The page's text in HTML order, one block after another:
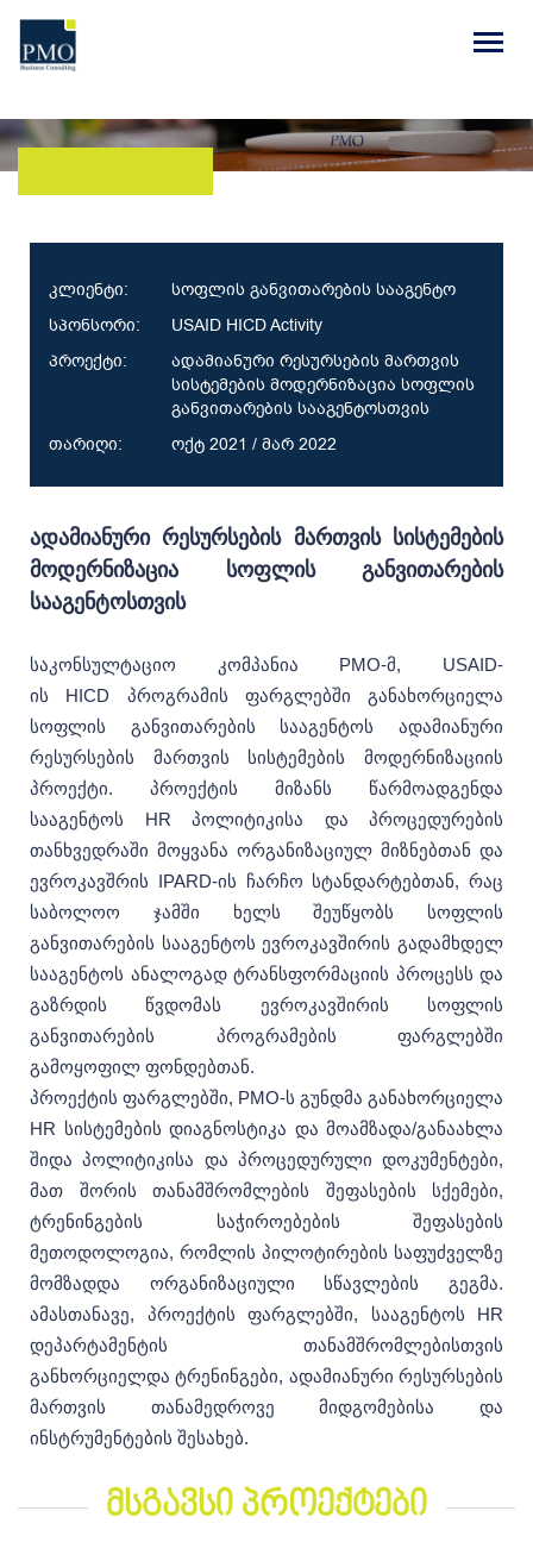
კლიენტი:
სოფლის განვითარების სააგენტო
სპონსორი:
USAID HICD Activity
პროექტი:
ადამიანური რესურსების მართვის
სისტემების მოდერნიზაცია სოფლის
განვითარების სააგენტოსთვის
თარიღი:
ოქტ 2021 / მარ 2022
ადამიანური რესურსების მართვის სისტემების
მოდერნიზაცია სოფლის განვითარების
სააგენტოსთვის
საკონსულტაციო კომპანია PMO-მ, USAID-
ის HICD პროგრამის ფარგლებში განახორციელა
სოფლის განვითარების სააგენტოს ადამიანური
რესურსების მართვის სისტემების მოდერნიზაციის
პროექტი. პროექტის მიზანს წარმოადგენდა
სააგენტოს HR პოლიტიკისა და პროცედურების
თანხვედრაში მოყვანა ორგანიზაციულ მიზნებთან და
ევროკავშრის IPARD-ის ჩარჩო სტანდარტებთან, რაც
საბოლოო ჯამში ხელს შეუწყობს სოფლის
განვითარების სააგენტოს ევროკავშირის გადამხდელ
სააგენტოს ანალოგად ტრანსფორმაციის პროცესს და
გაზრდის წვდომას ევროკავშირის სოფლის
განვითარების პროგრამების ფარგლებში
გამოყოფილ ფონდებთან.
პროექტის ფარგლებში, PMO-ს გუნდმა განახორციელა
HR სისტემების დიაგნოსტიკა და მოამზადა/განაახლა
შიდა პოლიტიკისა და პროცედურული დოკუმენტები,
მათ შორის თანამშრომლების შეფასების სქემები,
ტრენინგების საჭიროებების შეფასების
მეთოდოლოგია, რომლის პილოტირების საფუძველზე
მომზადდა ორგანიზაციული სწავლების გეგმა.
ამასთანავე, პროექტის ფარგლებში, სააგენტოს HR
დეპარტამენტის თანამშრომლებისთვის
განხორციელდა ტრენინგები, ადამიანური რესურსების
მართვის თანამედროვე მიდგომებისა და
ინსტრუმენტების შესახებ.
მსგავსი პროექტები